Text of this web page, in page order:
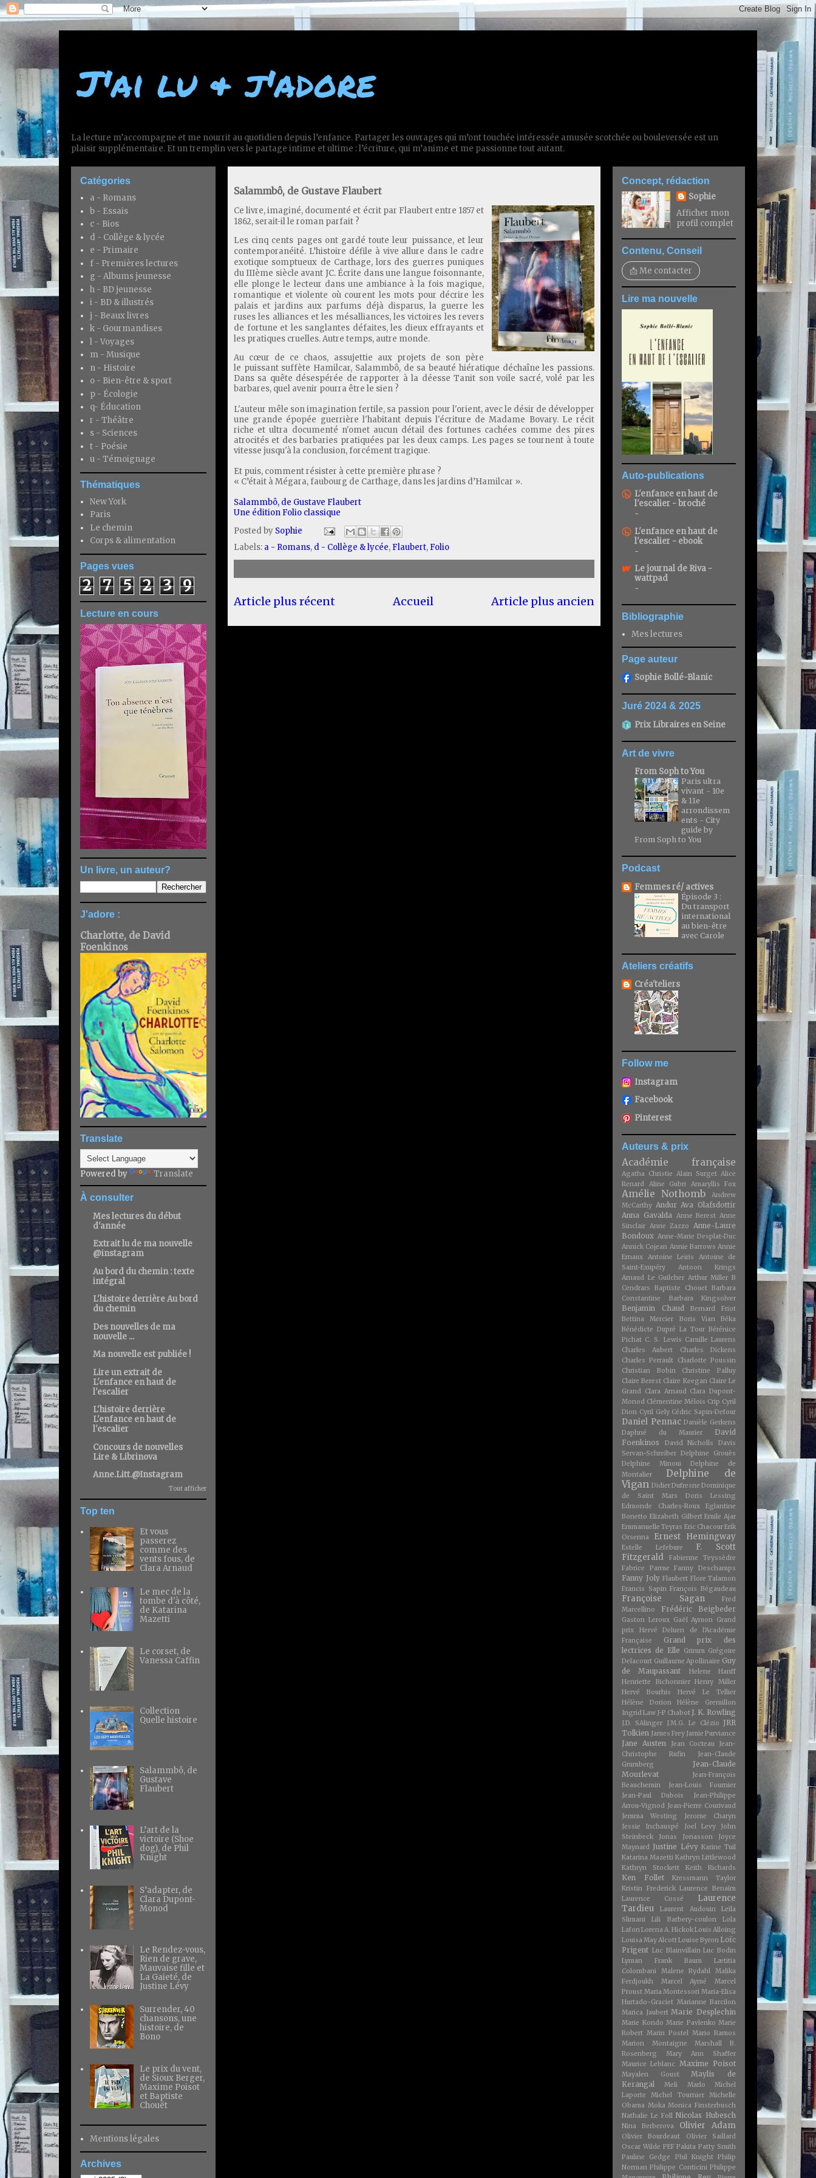
J'ai lu & j'adore
La lecture m’accompagne et me nourrit au quotidien depuis l’enfance. Partager les ouvrages qui m’ont touchée intéressée amusée scotchée ou bouleversée est un
plaisir supplémentaire. Et un tremplin vers le partage intime et ultime : l’écriture, qui m’anime et me passionne tout autant.
Salammbô, de Gustave Flaubert
Ce livre, imaginé, documenté et écrit par Flaubert entre 1857 et
1862, serait-il le roman parfait ?
Les cinq cents pages ont gardé toute leur puissance, et leur
contemporanéité. L’histoire défile à vive allure dans le cadre
exotique somptueux de Carthage, lors des guerres puniques
du IIIème siècle avant JC. Écrite dans une langue foisonnante,
elle plonge le lecteur dans une ambiance à la fois magique,
romantique et violente où courent les mots pour décrire les
palais et jardins aux parfums déjà disparus, la guerre les
ruses les alliances et les mésalliances, les victoires les revers
de fortune et les sanglantes défaites, les dieux effrayants et
les pratiques cruelles. Autre temps, autre monde.
Au cœur de ce chaos, assujettie aux projets de son père
le puissant suffète Hamilcar, Salammbô, de sa beauté hiératique déchaîne les passions.
Dans sa quête désespérée de rapporter à la déesse Tanit son voile sacré, volé par les
barbares, quel avenir pourra être le sien ?
L'auteur mêle son imagination fertile, sa passion pour l'orient, avec le désir de développer
une grande épopée guerrière l'habitant depuis l'écriture de Madame Bovary. Le récit
riche et ultra documenté n'omet aucun détail des fortunes cachées comme des pires
atrocités et des barbaries pratiquées par les deux camps. Les pages se tournent à toute
vitesse jusqu'à la conclusion, forcément tragique.
Et puis, comment résister à cette première phrase ?
« C’était à Mégara, faubourg de Carthage, dans les jardins d’Hamilcar ».
Salammbô, de Gustave Flaubert
Une édition Folio classique
Posted by Sophie
Labels: a - Romans, d - Collège & lycée, Flaubert, Folio
Article plus récent Article plus ancien
Accueil
Catégories
a - Romans
b - Essais
c - Bios
d - Collège & lycée
e - Primaire
f - Premières lectures
g - Albums jeunesse
h - BD jeunesse
i - BD & illustrés
j - Beaux livres
k - Gourmandises
l - Voyages
m - Musique
n - Histoire
o - Bien-être & sport
p - Écologie
q- Éducation
r - Théâtre
s - Sciences
t - Poésie
u - Témoignage
Thématiques
New York
Paris
Le chemin
Corps & alimentation
Pages vues
2 7 5 2 3 9
Lecture en cours
Un livre, un auteur?
J'adore :
Charlotte, de David
Foenkinos
Translate
Powered by Translate
À consulter
Mes lectures du début
d'année
Extrait lu de ma nouvelle
@instagram
Au bord du chemin : texte
intégral
L'histoire derrière Au bord
du chemin
Des nouvelles de ma
nouvelle ...
Ma nouvelle est publiée !
Lire un extrait de
L'enfance en haut de
l'escalier
L'histoire derrière
L'enfance en haut de
l'escalier
Concours de nouvelles
Lire & Librinova
Anne.Litt.@Instagram
Tout afficher
Top ten
Et vous
passerez
comme des
vents fous, de
Clara Arnaud
Le mec de la
tombe d'à côté,
de Katarina
Mazetti
Le corset, de
Vanessa Caffin
Collection
Quelle histoire
Salammbô, de
Gustave
Flaubert
L’art de la
victoire (Shoe
dog), de Phil
Knight
S’adapter, de
Clara Dupont-
Monod
Le Rendez-vous,
Rien de grave,
Mauvaise fille et
La Gaieté, de
Justine Lévy
Surrender, 40
chansons, une
histoire, de
Bono
Le prix du vent,
de Sioux Berger,
Maxime Poisot
et Baptiste
Chouët
Mentions légales
Archives
Concept, rédaction
Sophie
Afficher mon
profil complet
Contenu, Conseil
📩 Me contacter
Lire ma nouvelle
Auto-publications
L'enfance en haut de
l'escalier - broché
-
L'enfance en haut de
l'escalier - ebook
-
Le journal de Riva -
wattpad
-
Bibliographie
Mes lectures
Page auteur
Sophie Bollé-Blanic
Juré 2024 & 2025
Prix Libraires en Seine
Art de vivre
From Soph to You
Paris ultra
vivant - 10e
& 11e
arrondissem
ents - City
guide by
From Soph to You
Podcast
Femmes ré/ actives
Épisode 3 :
Du transport
international
au bien-être
avec Carole
Ateliers créatifs
Créa'teliers
Follow me
Instagram
Facebook
Pinterest
Auteurs & prix
Académie française
Agatha Christie Alain Surget Alice
Renard
Aline Gubri Amaryllis Fox
Amélie Nothomb
Andrew
McCarthy Andur Ava Olafsdottir
Anna Gavalda
Anne Berest Anne
Sinclair Anne Zazzo
Anne-Laure
Bondoux Anne-Marie Desplat-Duc
Annick Cojean Annie Barrows Annie
Ernaux
Antoine Leiris
Antoine de
Saint-Exupéry
Antoon Krings
Arnaud Le Guilcher Arthur Miller B
Cendrars
Baptiste Chouet Barbara
Constantine
Barbara Kingsolver
Benjamin Chaud
Bernard Friot
Bettina Mercier
Boris Vian
Béka
Bénédicte Dupré La Tour Bérénice
Pichat C. S. Lewis Camille Laurens
Charles Aubert
Charles Dickens
Charles Perrault
Charlotte Poussin
Christian Bobin
Christine Palluy
Claire Berest Claire Keegan Claire Le
Grand
Clara Arnaud Clara Dupont-
Monod Clémentine Mélois Crip Cyril
Dion Cyril Gely Cédric Sapin-Defour
Daniel Pennac Danièle Gerkens
Daphné du Maurier
David
Foenkinos
David Nicholls
Davis
Servan-Schreiber Delphine Grouès
Delphine Minoui
Delphine de
Montalier
Delphine de
Vigan Didier Dufresne Dominique
de Saint Mars
Doris Lessing
Edmonde Charles-Roux
Eglantine
Bonetto Elizabeth Gilbert Emile Ajar
Emmanuelle Teyras Eric ChacourErik
Orsenna
Ernest Hemingway
Estelle Lefebure
F. Scott
Fitzgerald
Fabienne Teyssèdre
Fabrice Parme
Fanny Deschamps
Fanny Joly Flaubert Flore Talamon
Francis Sapin François Bégaudeau
Françoise Sagan
Fred
Marcellino
Frédéric Beigbeder
Gaston Leroux Gaël Aymon Grand
prix Hervé Deluen de l'Académie
Française
Grand prix des
lectrices de Elle
Grimm Grégoire
Delacourt Guillaume Apollinaire Guy
de Maupassant
Helene Hanff
Henriette Bichonnier Henry Miller
Hervé Bourhis
Hervé Le Tellier
Hélène Dorion
Hélène Gremillon
Ingrid Law J-P Chabot J. K. Rowling
J.D. SAlinger J.M.G. Le Clézio
JRR
Tolkien James Frey Jamie Purviance
Jane Austen Jean Cocteau
Jean-
Christophe Rufin
Jean-Claude
Grumberg
Jean-Claude
Mourlevat
Jean-François
Beauchemin
Jean-Louis Fournier
Jean-Paul Dubois
Jean-Philippe
Arrou-Vignod Jean-Pierre Courivaud
Jemma Westing
Jerome Charyn
Jessie Inchauspé
Joel Levy
John
Steinbeck
Jonas Jonasson
Joyce
Maynard Justine Lévy Karine Tuil
Katarina Mazetti Kathryn Littlewood
Kathryn Stockett
Keith Richards
Ken Follet
Kressmann Taylor
Kristin Frederick Laurence Benaïm
Laurence Cossé
Laurence
Tardieu
Laurent Audouin
Leïla
Slimani
Lili Barbery-coulon
Lola
LafonLorena A. HickokLouis Alloing
Louisa May AlcottLouise Byron Loïc
Prigent Luc Blainvillain Luc Bodin
Lyman Frank Baum
Lætitia
Colombani
Malene Rydahl
Malika
Ferdjoukh
Marcel Aymé
Marcel
Proust Maria Montessori Maria-Elisa
Hurtado-Graciet Marianne Barcilon
Marica Jaubert Marie Desplechin
Marie Kondo Marie Pavlenko Marie
Robert Marin Postel Mario Ramos
Marion Montaigne
Marshall B.
Rosenberg
Mary Ann Shaffer
Maurice Leblanc
Maxime Poisot
Mayalen Goust
Maylis de
Kerangal
Meli Marlo
Michel
Laporte
Michel Tournier
Michelle
Obama Moka Monica Finsterbusch
Nathalie Le Foll Nicolas Hubesch
Nina Berberova Olivier Adam
Olivier Bourdeaut
Olivier Saillard
Oscar Wilde PEF Pakita Patty Smith
Pauline Gedge
Phil Knight Philip
Norman Philippe Conticini Philippe